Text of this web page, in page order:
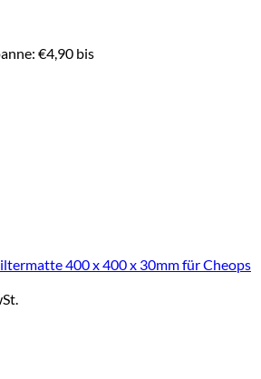
€4,90 bis
400 x 400 x 30mm für Cheops